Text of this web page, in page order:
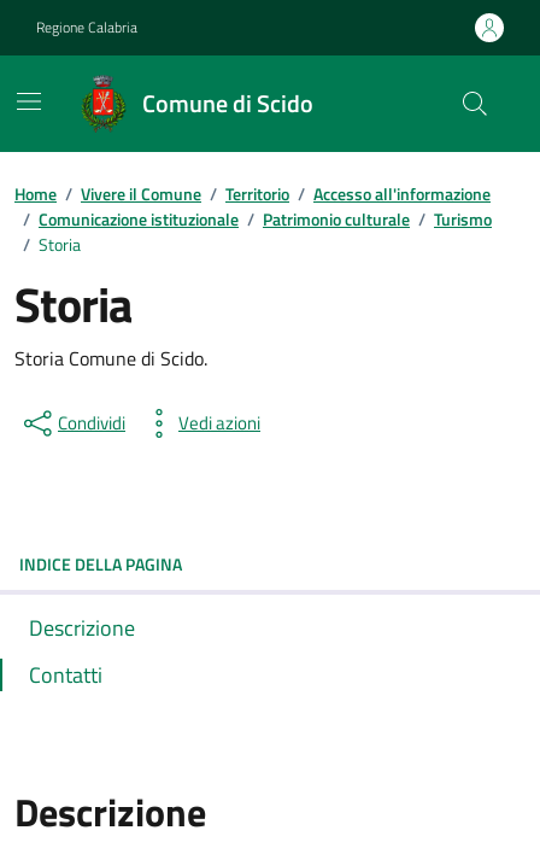
Regione Calabria
Comune di Scido
Home / Vivere il Comune / Territorio / Accesso all'informazione
/ Comunicazione istituzionale / Patrimonio culturale / Turismo
/ Storia
Storia
Storia Comune di Scido.
Condividi Vedi azioni
INDICE DELLA PAGINA
Descrizione
Contatti
Descrizione